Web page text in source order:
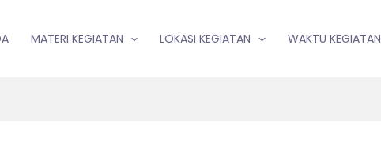
MATERI KEGIATAN LOKASI KEGIATAN WAKTU KEGIATAN